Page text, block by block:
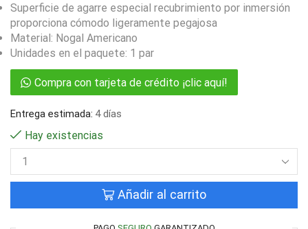
Superficie de agarre especial recubrimiento por inmersión
proporciona cómodo ligeramente pegajosa
Material: Nogal Americano
Unidades en el paquete: 1 par
Compra con tarjeta de crédito ¡clic aquí!
Entrega estimada: 4 días
Hay existencias
Añadir al carrito